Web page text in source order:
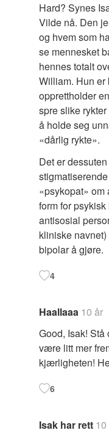
Hard? Synes
Vilde nå. Den
og hvem som
se mennesket
hennes totalt
William. Hun er
opprettholder
spre slike
å holde seg
«dårlig rykte».
Det er
«psykopat» om
form for
antisosial
kliniske
bipolar å gjøre.
4
Haallaaa 10 år
Good, Isak! Stå
være litt mer
kjærligheten!
6
Isak har rett 10